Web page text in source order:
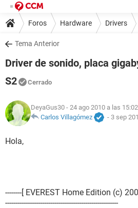
Foros Hardware Drivers
Tema Anterior
Driver de sonido, placa
S2
Cerrado
DeyaGus30 - 24 ago 2010 a las 15:02
Carlos Villagómez
- 3 sep
Hola,
--------[ EVEREST Home Edition (c)
-------------------------------------------------------